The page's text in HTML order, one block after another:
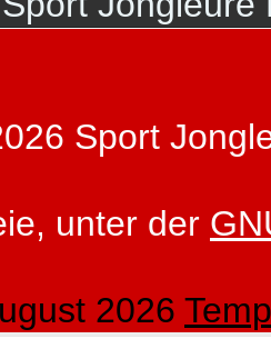
Sport
unter der
2026